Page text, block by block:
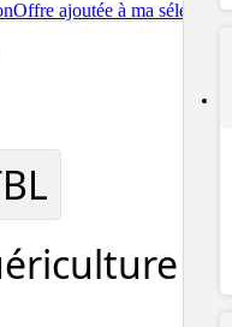
Offre ajoutée à ma sélection
l'offre Auxiliaire de puériculture